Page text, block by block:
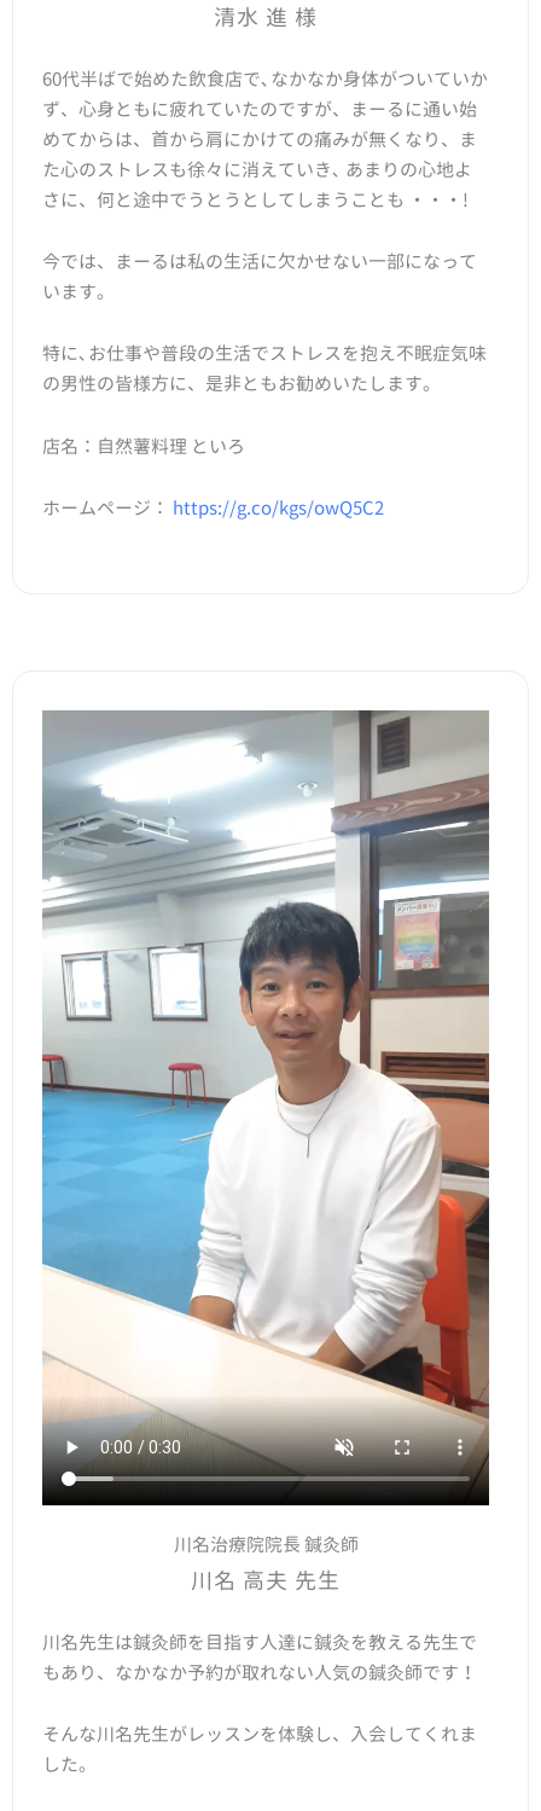
清水 進 様
60代半ばで始めた飲食店で､なかなか身体がついていか
ず、心身ともに疲れていたのですが、まーるに通い始
めてからは、首から肩にかけての痛みが無くなり、ま
た心のストレスも徐々に消えていき､ あまりの心地よ
さに、何と途中でうとうとしてしまうことも ・・・!
今では、まーるは私の生活に欠かせない一部になって
います。
特に､お仕事や普段の生活でストレスを抱え不眠症気味
の男性の皆様方に、是非ともお勧めいたします。
店名：自然薯料理 といろ
ホームページ： https://g.co/kgs/owQ5C2
川名治療院院長 鍼灸師
川名 高夫 先生
川名先生は鍼灸師を目指す人達に鍼灸を教える先生で
もあり、なかなか予約が取れない人気の鍼灸師です！
そんな川名先生がレッスンを体験し、入会してくれま
した。